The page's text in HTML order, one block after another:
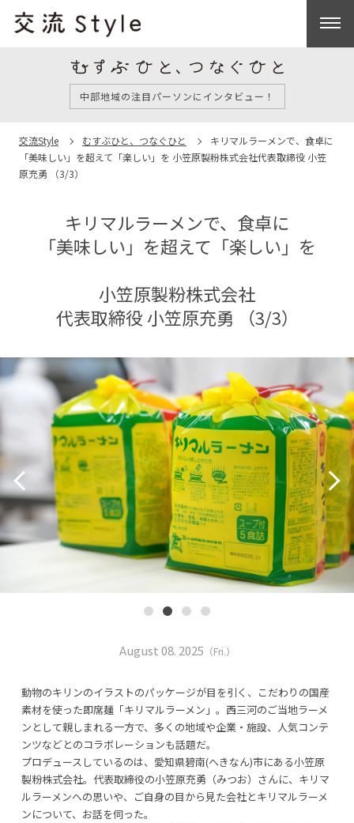
中部地域の注目パーソンにインタビュー！
交流Style むすぶひと、つなぐひと
キリマルラーメンで、食卓に
「美味しい」を超えて「楽しい」を 小笠原製粉株式会社代表取締役 小笠
原充勇 （3/3）
キリマルラーメンで、食卓に
「美味しい」を超えて「楽しい」を
小笠原製粉株式会社
代表取締役 小笠原充勇 （3/3）
August 08. 2025 （Fri.）
動物のキリンのイラストのパッケージが目を引く、こだわりの国産
素材を使った即席麺「キリマルラーメン」。西三河のご当地ラーメ
ンとして親しまれる一方で、多くの地域や企業・施設、人気コンテ
ンツなどとのコラボレーションも話題だ。
プロデュースしているのは、愛知県碧南(へきなん)市にある小笠原
製粉株式会社。代表取締役の小笠原充勇（みつお）さんに、キリマ
ルラーメンへの思いや、ご自身の目から見た会社とキリマルラーメ
ンについて、お話を伺った。